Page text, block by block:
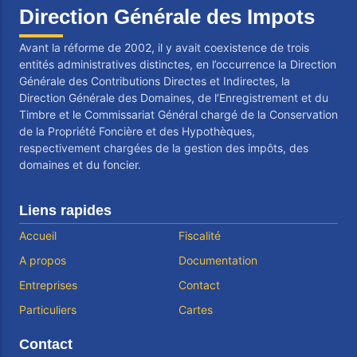
Direction Générale des Impots
Avant la réforme de 2002, il y avait coexistence de trois
entités administratives distinctes, en l’occurrence la Direction
Générale des Contributions Directes et Indirectes, la
Direction Générale des Domaines, de l’Enregistrement et du
Timbre et le Commissariat Général chargé de la Conservation
de la Propriété Foncière et des Hypothèques,
respectivement chargées de la gestion des impôts, des
domaines et du foncier.
Liens rapides
Accueil
A propos
Entreprises
Particuliers
Fiscalité
Documentation
Contact
Cartes
Contact